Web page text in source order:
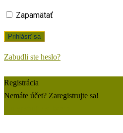
Zapamätať
Zabudli ste heslo?
Registrácia
Nemáte účet? Zaregistrujte sa!